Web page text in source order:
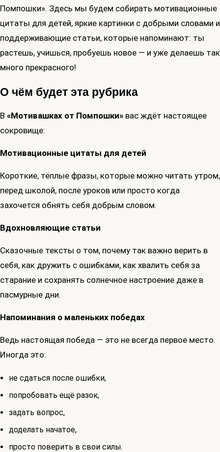
Помпошки». Здесь мы будем собирать мотивационные
цитаты для детей, яркие картинки с добрыми словами и
поддерживающие статьи, которые напоминают: ты
растешь, учишься, пробуешь новое — и уже делаешь так
много прекрасного!
О чём будет эта рубрика
В «Мотивашках от Помпошки» вас ждёт настоящее
сокровище:
Мотивационные цитаты для детей
Короткие, тёплые фразы, которые можно читать утром,
перед школой, после уроков или просто когда
захочется обнять себя добрым словом.
Вдохновляющие статьи
Сказочные тексты о том, почему так важно верить в
себя, как дружить с ошибками, как хвалить себя за
старание и сохранять солнечное настроение даже в
пасмурные дни.
Напоминания о маленьких победах
Ведь настоящая победа — это не всегда первое место.
Иногда это:
не сдаться после ошибки,
попробовать ещё разок,
задать вопрос,
доделать начатое,
просто поверить в свои силы.